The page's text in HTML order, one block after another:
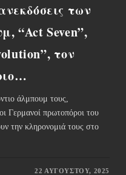
των
“Act Seven”,
τον
άλμπουμ τους,
Γερμανοί πρωτοπόροι του
την κληρονομιά τους στο
22 ΑΥΓΟΎΣΤΟΥ, 2025